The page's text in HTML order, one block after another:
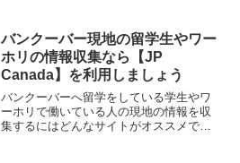
そんな方へ向けて書いています💉はじめ
まして。カナダのバン...
バンクーバー現地の留学生やワー
ホリの情報収集なら【JP
Canada】を利用しましょう
バンクーバーへ留学をしている学生やワ
ーホリで働いている人の現地の情報を収
集するにはどんなサイトがオススメです